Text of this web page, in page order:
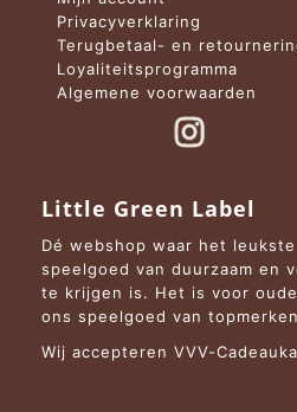
Privacyverklaring
Terugbetaal- en
Loyaliteitsprogramma
Algemene voorwaarden
Little Green Label
Dé webshop waar het
speelgoed van duurzaam en
te krijgen is. Het is voor
ons speelgoed van
Wij accepteren VVV-